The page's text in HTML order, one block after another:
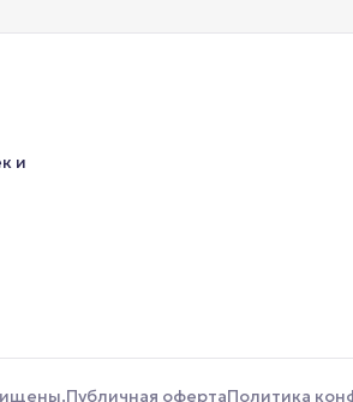
и
Публичная офертаПолитика